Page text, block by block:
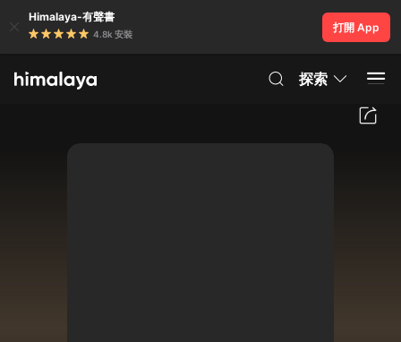
Himalaya-有聲書
4.8k 安裝
打開 App
探索